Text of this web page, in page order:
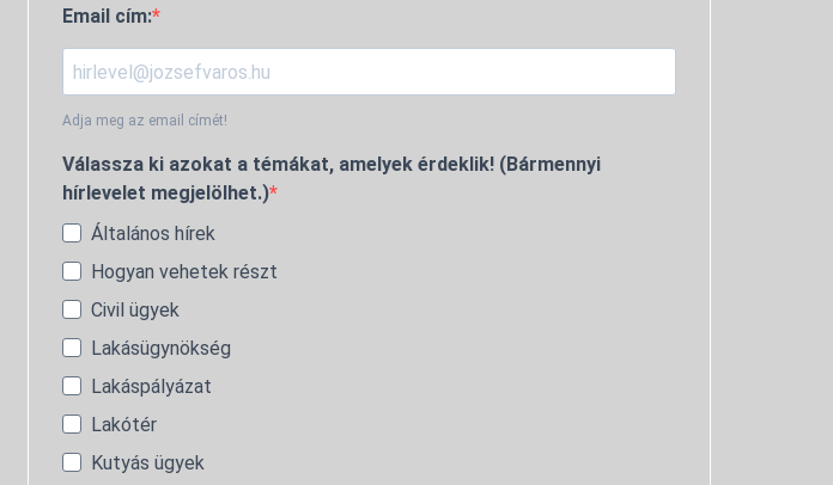
Email cím:
Adja meg az email címét!
Válassza ki azokat a témákat, amelyek érdeklik! (Bármennyi
hírlevelet megjelölhet.)
Általános hírek
Hogyan vehetek részt
Civil ügyek
Lakásügynökség
Lakáspályázat
Lakótér
Kutyás ügyek